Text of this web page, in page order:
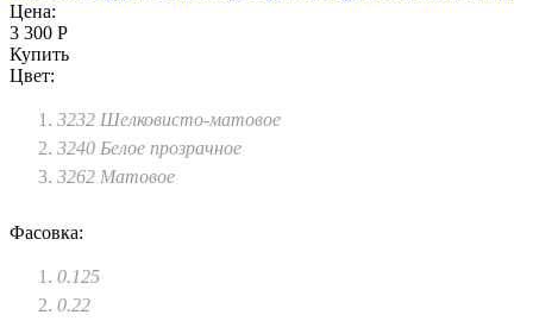
Цена:
3 300 Р
Купить
Цвет:
3232 Шелковисто-матовое
3240 Белое прозрачное
3262 Матовое
Фасовка:
0.125
0.22